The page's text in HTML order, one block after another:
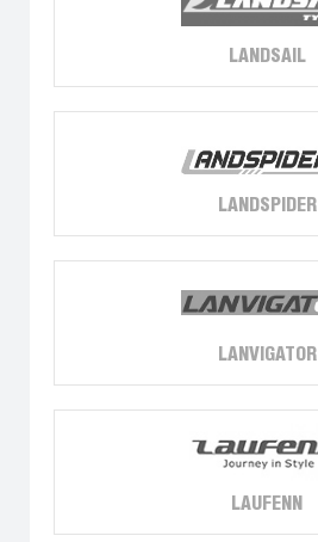
LANDSAIL
LANDSPIDER
LANVIGATOR
LAUFENN